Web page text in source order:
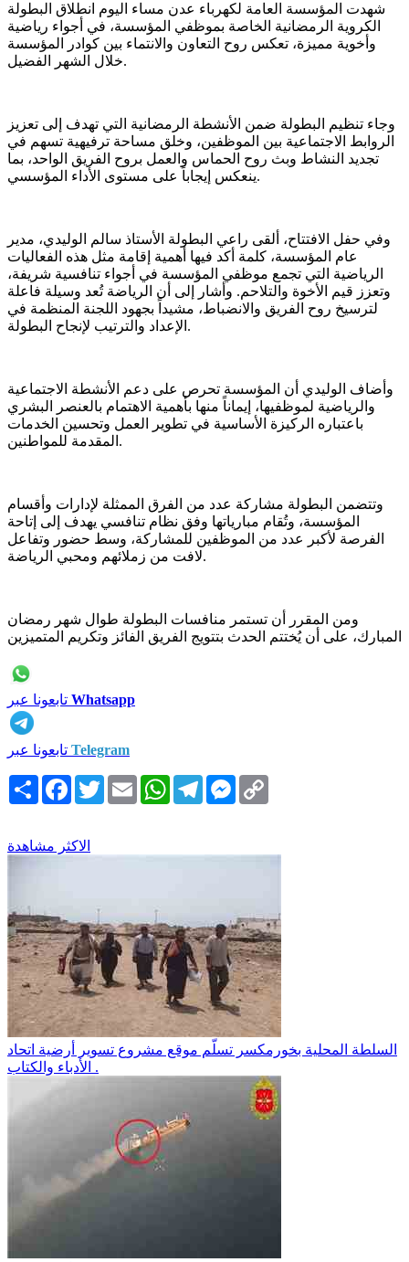
شهدت المؤسسة العامة لكهرباء عدن مساء اليوم انطلاق البطولة
الكروية الرمضانية الخاصة بموظفي المؤسسة، في أجواء رياضية
وأخوية مميزة، تعكس روح التعاون والانتماء بين كوادر المؤسسة
خلال الشهر الفضيل.
وجاء تنظيم البطولة ضمن الأنشطة الرمضانية التي تهدف إلى تعزيز
الروابط الاجتماعية بين الموظفين، وخلق مساحة ترفيهية تسهم في
تجديد النشاط وبث روح الحماس والعمل بروح الفريق الواحد، بما
ينعكس إيجاباً على مستوى الأداء المؤسسي.
وفي حفل الافتتاح، ألقى راعي البطولة الأستاذ سالم الوليدي، مدير
عام المؤسسة، كلمة أكد فيها أهمية إقامة مثل هذه الفعاليات
الرياضية التي تجمع موظفي المؤسسة في أجواء تنافسية شريفة،
وتعزز قيم الأخوة والتلاحم. وأشار إلى أن الرياضة تُعد وسيلة فاعلة
لترسيخ روح الفريق والانضباط، مشيداً بجهود اللجنة المنظمة في
الإعداد والترتيب لإنجاح البطولة.
وأضاف الوليدي أن المؤسسة تحرص على دعم الأنشطة الاجتماعية
والرياضية لموظفيها، إيماناً منها بأهمية الاهتمام بالعنصر البشري
باعتباره الركيزة الأساسية في تطوير العمل وتحسين الخدمات
المقدمة للمواطنين.
وتتضمن البطولة مشاركة عدد من الفرق الممثلة لإدارات وأقسام
المؤسسة، وتُقام مبارياتها وفق نظام تنافسي يهدف إلى إتاحة
الفرصة لأكبر عدد من الموظفين للمشاركة، وسط حضور وتفاعل
لافت من زملائهم ومحبي الرياضة.
ومن المقرر أن تستمر منافسات البطولة طوال شهر رمضان
المبارك، على أن يُختتم الحدث بتتويج الفريق الفائز وتكريم المتميزين
Whatsapp
Telegram
انشر Facebook
TwitterEmail WhatsAppTelegramMessenger
الاكثر مشاهدة
السلطة المحلية بخورمكسر تسلّم موقع مشروع تسوير أرضية اتحاد
الأدباء والكتاب .